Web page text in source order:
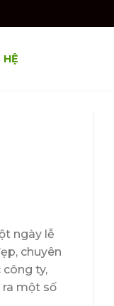
HỆ
ngày lễ
chuyên
ty,
một số